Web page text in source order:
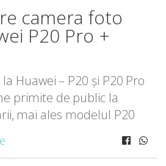
camera foto
P20 Pro +
Huawei – P20 și P20 Pro
primite de public la
mai ales modelul P20
+ 20MP Monocrome